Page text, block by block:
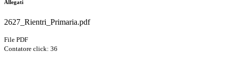
Allegati
2627_Rientri_Primaria.pdf
File PDF
Contatore click: 36